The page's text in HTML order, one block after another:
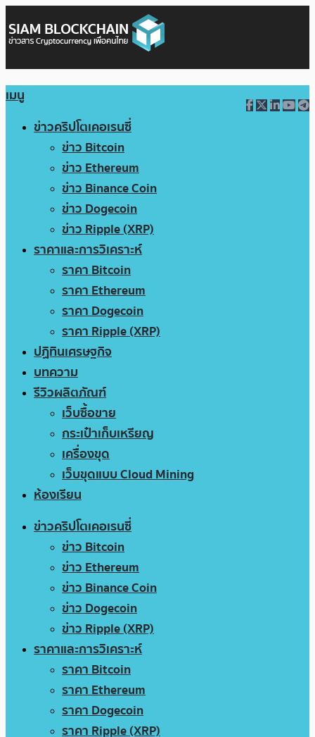
เมนู
ข่าวคริปโตเคอเรนซี่
ข่าว Bitcoin
ข่าว Ethereum
ข่าว Binance Coin
ข่าว Dogecoin
ข่าว Ripple (XRP)
ราคาและการวิเคราะห์
ราคา Bitcoin
ราคา Ethereum
ราคา Dogecoin
ราคา Ripple (XRP)
ปฏิทินเศรษฐกิจ
บทความ
รีวิวผลิตภัณฑ์
เว็บซื้อขาย
กระเป๋าเก็บเหรียญ
เครื่องขุด
เว็บขุดแบบ Cloud Mining
ห้องเรียน
ข่าวคริปโตเคอเรนซี่
ข่าว Bitcoin
ข่าว Ethereum
ข่าว Binance Coin
ข่าว Dogecoin
ข่าว Ripple (XRP)
ราคาและการวิเคราะห์
ราคา Bitcoin
ราคา Ethereum
ราคา Dogecoin
ราคา Ripple (XRP)